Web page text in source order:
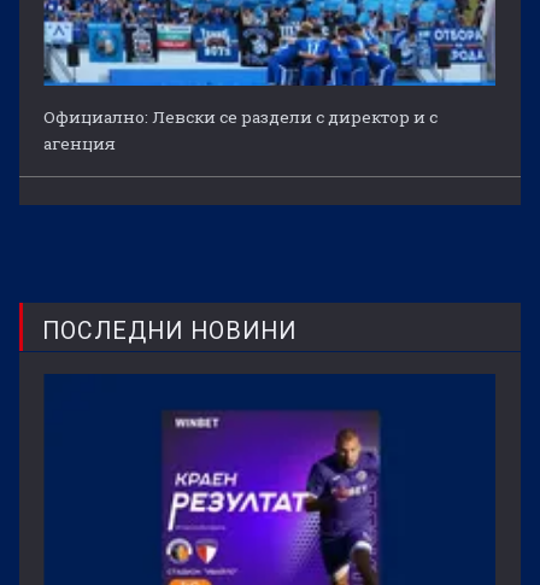
Официално: Левски се раздели с директор и с
агенция
ПОСЛЕДНИ НОВИНИ